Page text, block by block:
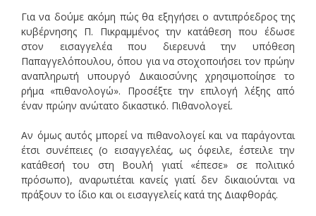
Για να δούμε ακόμη πώς θα εξηγήσει ο αντιπρόεδρος της
κυβέρνησης Π. Πικραμμένος την κατάθεση που έδωσε
στον εισαγγελέα που διερευνά την υπόθεση
Παπαγγελόπουλου, όπου για να στοχοποιήσει τον πρώην
αναπληρωτή υπουργό Δικαιοσύνης χρησιμοποίησε το
ρήμα «πιθανολογώ». Προσέξτε την επιλογή λέξης από
έναν πρώην ανώτατο δικαστικό. Πιθανολογεί.
Αν όμως αυτός μπορεί να πιθανολογεί και να παράγονται
έτσι συνέπειες (ο εισαγγελέας, ως όφειλε, έστειλε την
κατάθεσή του στη Βουλή γιατί «έπεσε» σε πολιτικό
πρόσωπο), αναρωτιέται κανείς γιατί δεν δικαιούνται να
πράξουν το ίδιο και οι εισαγγελείς κατά της Διαφθοράς.